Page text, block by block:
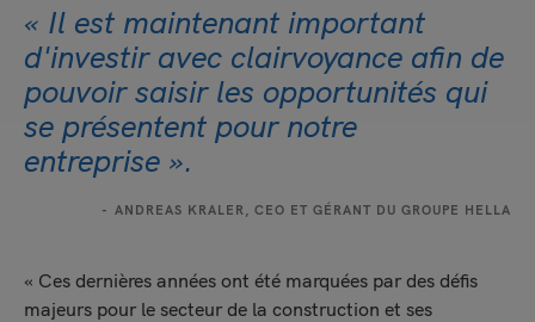
« Il est maintenant important
d'investir avec clairvoyance afin de
pouvoir saisir les opportunités qui
se présentent pour notre
entreprise ».
ANDREAS KRALER, CEO ET GÉRANT DU GROUPE HELLA
« Ces dernières années ont été marquées par des défis
majeurs pour le secteur de la construction et ses